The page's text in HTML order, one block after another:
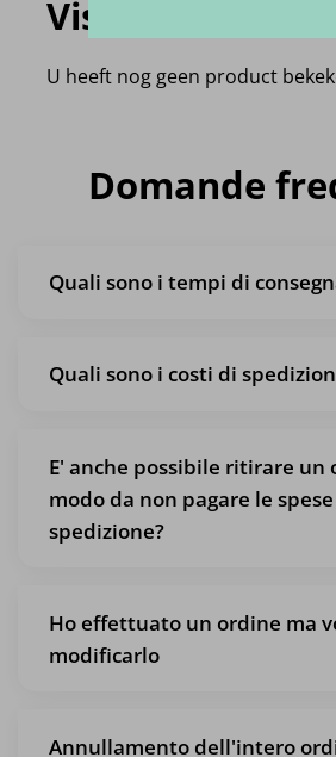
Visti di recente
U heeft nog geen product
Domande
Quali sono i tempi di
Quali sono i costi di
E' anche possibile ritirare un
modo da non pagare le
spedizione?
Ho effettuato un ordine ma
modificarlo
Annullamento dell'intero